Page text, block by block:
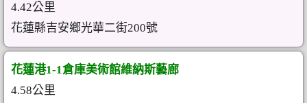
4.42公里
花蓮縣吉安鄉光華二街200號
花蓮港1-1倉庫美術館維納斯藝廊
4.58公里